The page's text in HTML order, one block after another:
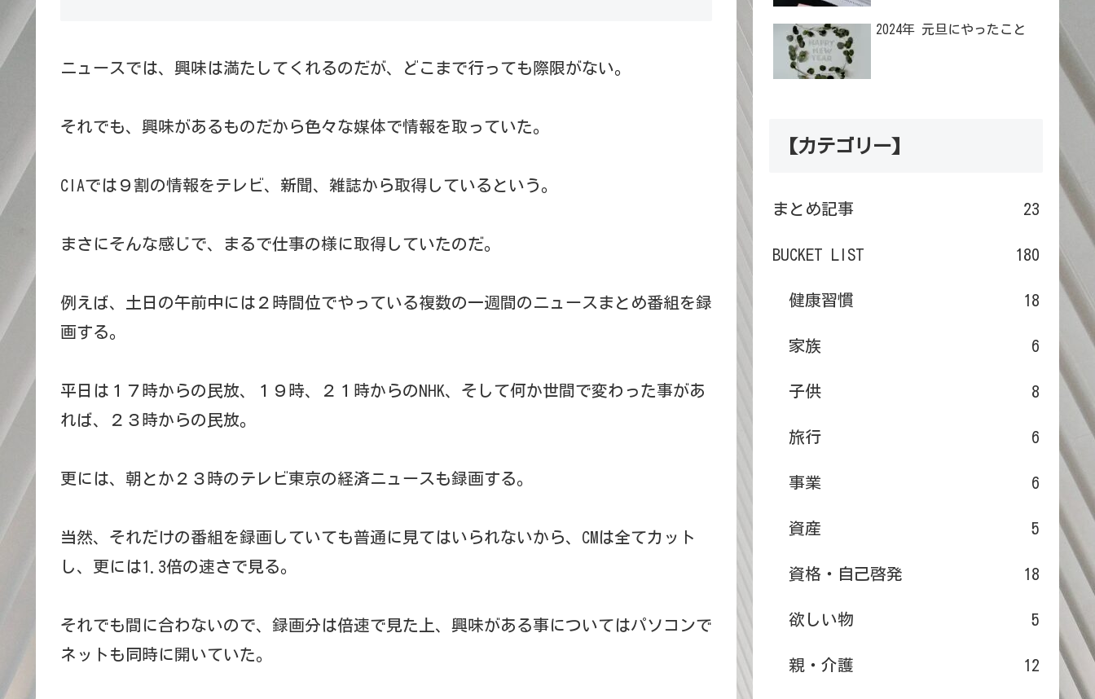
ニュースでは、興味は満たしてくれるのだが、どこまで行っても際限がない。
それでも、興味があるものだから色々な媒体で情報を取っていた。
CIAでは９割の情報をテレビ、新聞、雑誌から取得しているという。
まさにそんな感じで、まるで仕事の様に取得していたのだ。
例えば、土日の午前中には２時間位でやっている複数の一週間のニュースまとめ番組を録
画する。
平日は１７時からの民放、１９時、２１時からのNHK、そして何か世間で変わった事があ
れば、２３時からの民放。
更には、朝とか２３時のテレビ東京の経済ニュースも録画する。
当然、それだけの番組を録画していても普通に見てはいられないから、CMは全てカット
し、更には1.3倍の速さで見る。
それでも間に合わないので、録画分は倍速で見た上、興味がある事についてはパソコンで
ネットも同時に開いていた。
2024年 元旦にやったこと
【カテゴリー】
まとめ記事 23
BUCKET LIST 180
健康習慣 18
家族 6
子供 8
旅行 6
事業 6
資産 5
資格・自己啓発 18
欲しい物 5
親・介護 12